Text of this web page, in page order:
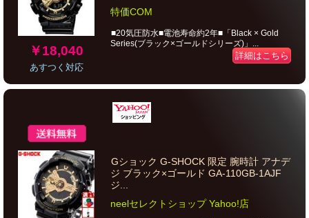
￥18,040
あすつく対応
特価COM
■20気圧防水■電池寿命約2年■「Black × Gold
Series(ブラック×ゴールドシリーズ)」...
詳細はこちら
Gショック G-SHOCK 限定 腕時計 アナデ
ジ ブラック×ゴールド GA-110GB-1AJF
ジ...
neelセレクトショップ Yahoo!店